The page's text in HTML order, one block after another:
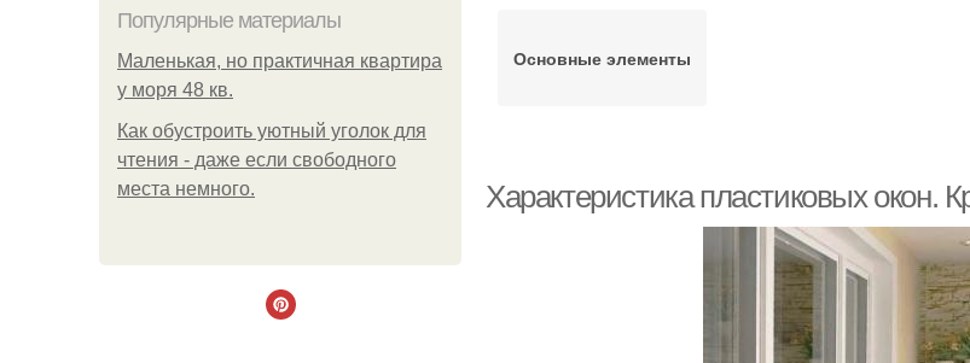
Популярные материалы
Маленькая, но практичная квартира
у моря 48 кв.
Как обустроить уютный уголок для
чтения - даже если свободного
места немного.
Основные элементы
Характеристика пластиковых окон.